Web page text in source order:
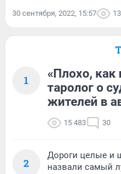
30 сентября, 2022, 15:57
1
«Плохо, как
таролог о
жителей в
15 483 30
2
Дороги целые и
назвали самый